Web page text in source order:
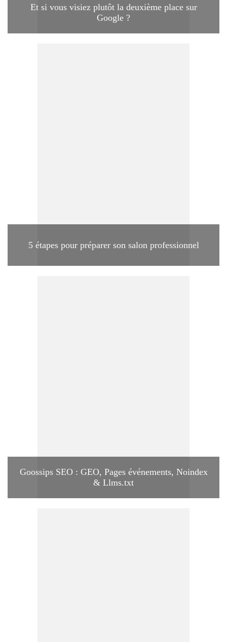
Et si vous visiez plutôt la deuxième place sur
Google ?
5 étapes pour préparer son salon professionnel
Goossips SEO : GEO, Pages événements, Noindex
& Llms.txt